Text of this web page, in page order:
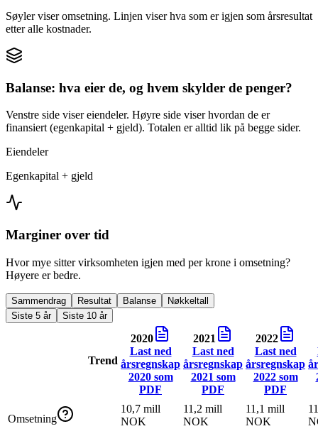
Søyler viser omsetning. Linjen viser hva som er igjen som årsresultat
etter alle kostnader.
Balanse: hva eier de, og hvem skylder de penger?
Venstre side viser eiendeler. Høyre side viser hvordan de er
finansiert (egenkapital + gjeld). Totalen er alltid lik på begge sider.
Eiendeler
Egenkapital + gjeld
Marginer over tid
Hvor mye sitter virksomheten igjen med per krone i omsetning?
Høyere er bedre.
Sammendrag Resultat Balanse
Nøkkeltall
Siste 5 år
Siste 10 år
Trend
2020
Last ned
årsregnskap
2020som
PDF
2021
Last ned
årsregnskap
2021 som
PDF
2022
Last ned
årsregnskap
2022som
PDF
Omsetning
10,7 mill
NOK
11,2 mill
NOK
11,1 mill
NOK